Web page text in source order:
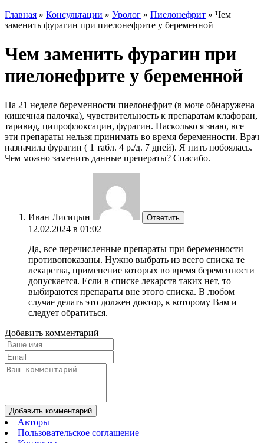
Главная » Консультации » Уролог » Пиелонефрит » Чем
заменить фурагин при пиелонефрите у беременной
Чем заменить фурагин при
пиелонефрите у беременной
На 21 неделе беременности пиелонефрит (в моче обнаружена
кишечная палочка), чувствительность к препаратам клафоран,
таривид, ципрофлоксацин, фурагин. Насколько я знаю, все
эти препараты нельзя принимать во время беременности. Врач
назначила фурагин ( 1 табл. 4 р./д. 7 дней). Я пить побоялась.
Чем можно заменить данные преператы? Спасибо.
Иван Лисицын Ответить
12.02.2024 в 01:02
Да, все перечисленные препараты при беременности
противопоказаны. Нужно выбрать из всего списка те
лекарства, применение которых во время беременности
допускается. Если в списке лекарств таких нет, то
выбираются препараты вне этого списка. В любом
случае делать это должен доктор, к которому Вам и
следует обратиться.
Добавить комментарий
Добавить комментарий
Авторы
Пользовательское соглашение